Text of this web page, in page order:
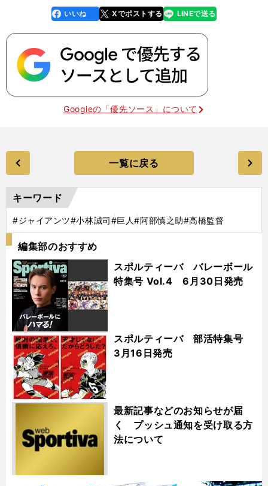
faceboo
k
いいね Xでポストする
line LINEで送る
Googleの「優先ソース」について
一覧に戻る
キーワード
#ジャイアンツ#小林誠司#巨人#阿部慎之助#高橋監督
編集部のおすすめ
スポルティーバ バレーボール
特集号 Vol.4 6月30日発売
スポルティーバ 部活特集号
3月16日発売
最新記事などのお知らせが届
く プッシュ通知を受け取る方
法について